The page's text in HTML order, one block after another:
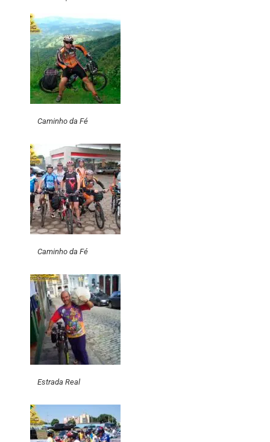
Caminho da Fé
Caminho da Fé
Estrada Real